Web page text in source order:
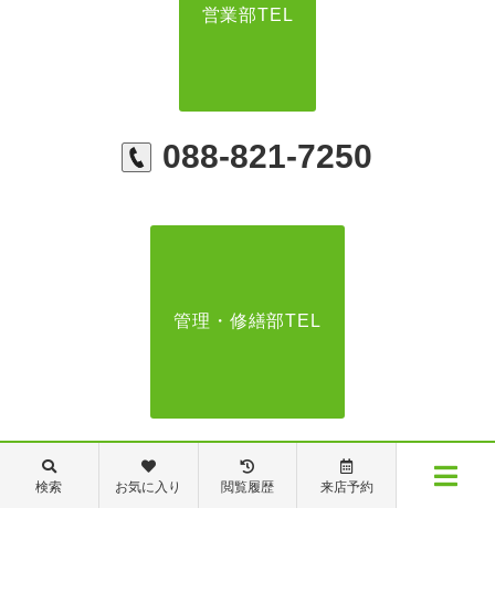
営業部TEL
088-821-7250
管理・修繕部TEL
088-821-7272
検索 お気に入り 閲覧履歴 来店予約